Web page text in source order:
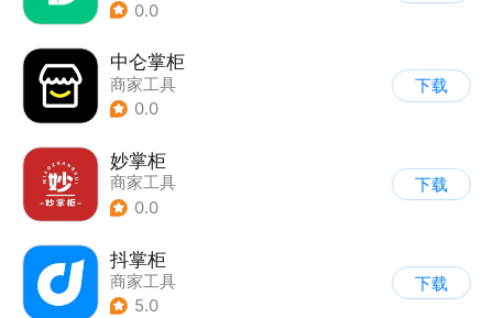
0.0
中仑掌柜
商家工具
0.0
下载
妙掌柜
商家工具
0.0
下载
抖掌柜
商家工具
5.0
下载